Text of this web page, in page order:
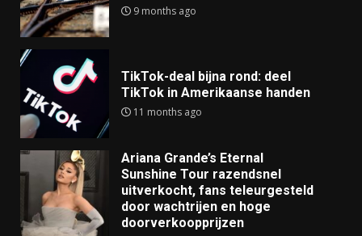
9 months ago
TikTok-deal bijna rond: deel
TikTok in Amerikaanse handen
11 months ago
Ariana Grande’s Eternal
Sunshine Tour razendsnel
uitverkocht, fans teleurgesteld
door wachtrijen en hoge
doorverkoopprijzen